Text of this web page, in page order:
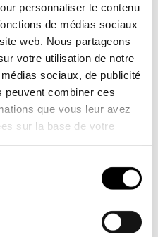
personnaliser le contenu
de médias sociaux
web. Nous partageons
votre utilisation de notre
sociaux, de publicité
peuvent combiner ces
que vous leur avez
sur la base de votre
est entièrement équipé
ce qui permet à la
propager rapidement
doté d'un
PFAS appelé
revêtement qui
pas de PFAS et offre
Combiné à un